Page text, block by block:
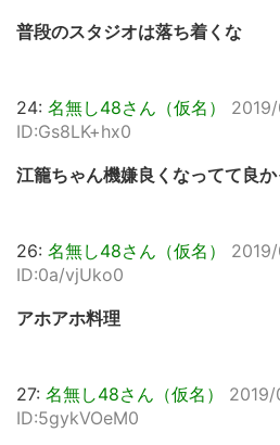
普段のスタジオは落ち着くな
24: 名無し48さん（仮名）
ID:Gs8LK+hx0
江籠ちゃん機嫌良くなってて良か
26: 名無し48さん（仮名）
ID:0a/vjUko0
アホアホ料理
27: 名無し48さん（仮名）
ID:5gykVOeM0